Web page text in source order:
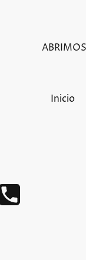
Inicio